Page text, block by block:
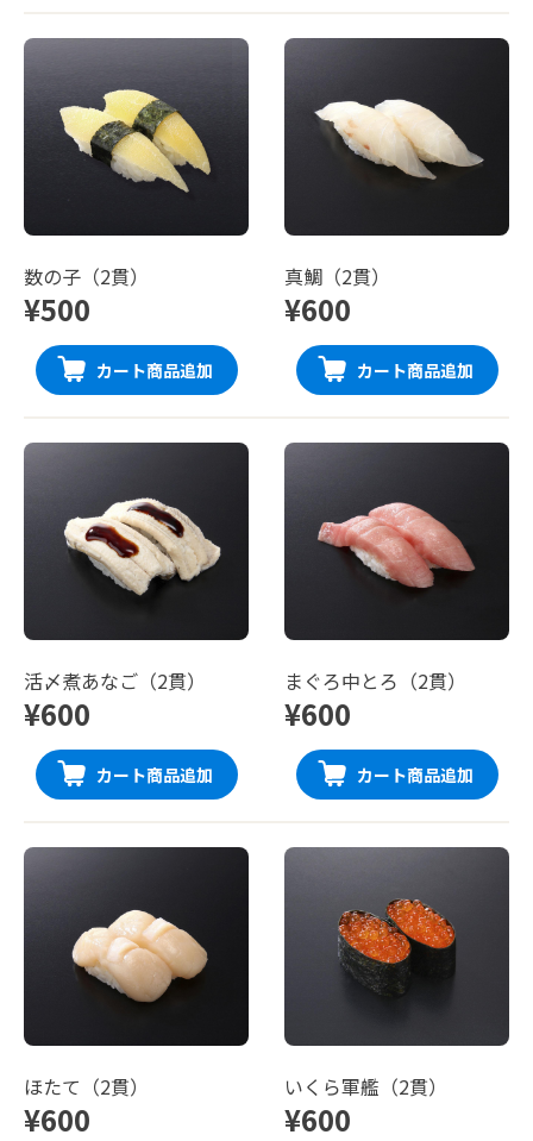
数の子（2貫）
¥500
カート商品追加
真鯛（2貫）
¥600
カート商品追加
活〆煮あなご（2貫）
¥600
カート商品追加
まぐろ中とろ（2貫）
¥600
カート商品追加
ほたて（2貫）
¥600
いくら軍艦（2貫）
¥600